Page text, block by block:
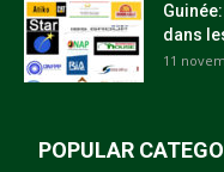
dans
11
POPULAR